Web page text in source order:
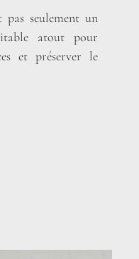
pas seulement un
atout pour
et préserver le